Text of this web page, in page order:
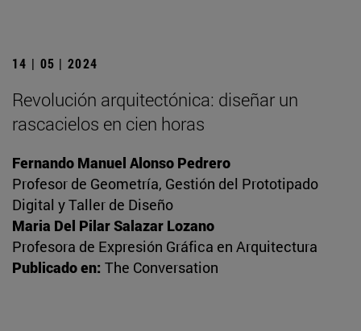
14 | 05 | 2024
Revolución arquitectónica: diseñar un
rascacielos en cien horas
Fernando Manuel Alonso Pedrero
Profesor de Geometría, Gestión del Prototipado
Digital y Taller de Diseño
Maria Del Pilar Salazar Lozano
Profesora de Expresión Gráfica en Arquitectura
Publicado en: The Conversation